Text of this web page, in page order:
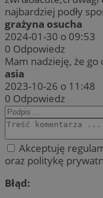
najbardziej podły
grażyna osucha
2024-01-30 o 09:53
0 Odpowiedz
Mam nadzieję, że go
asia
2023-10-26 o 11:48
0 Odpowiedz
Akceptuję
oraz politykę
Błąd: